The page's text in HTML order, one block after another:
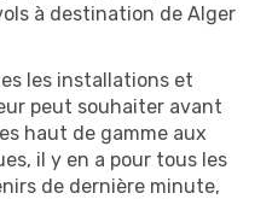
à destination de Alger
les installations et
peut souhaiter avant
haut de gamme aux
il y en a pour tous les
de dernière minute,